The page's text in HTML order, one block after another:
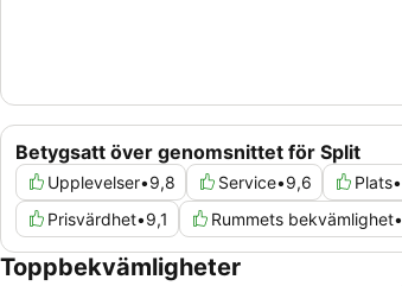
Betygsatt över genomsnittet för Split
Upplevelser•9,8 Service•9,6 Plats•
Prisvärdhet•9,1 Rummets bekvämlighet•
Toppbekvämligheter